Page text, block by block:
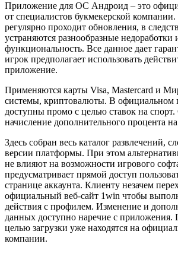
Приложение для ОС Андроид – это
от специалистов букмекерской
регулярно проходит обновления, в
устраняются разнообразные недоработки
функциональность. Все данное дает
игрок предполагает использовать
приложение.
Применяются карты Visa, Mastercard и
системы, криптовалюты. В официальном
доступны промо с целью ставок на
начисление дополнительного процента
Здесь собран весь каталог развлечений,
версии платформы. При этом
не влияют на возможности игрового
предусматривает прямой доступ
странице аккаунта. Клиенту незачем
официальный веб-сайт 1win чтобы
действия с профилем. Изменение и
данных доступно наречие с приложения.
целью загрузки уже находятся на
компании.